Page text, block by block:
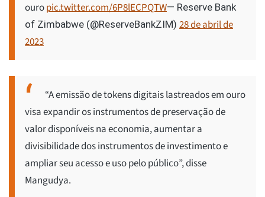
ouropic.twitter.com/6P8lECPQTW— Reserve Bank
of Zimbabwe (@ReserveBankZIM) 28 de abril de
2023
“A emissão de tokens digitais lastreados em ouro
visa expandir os instrumentos de preservação de
valor disponíveis na economia, aumentar a
divisibilidade dos instrumentos de investimento e
ampliar seu acesso e uso pelo público”, disse
Mangudya.